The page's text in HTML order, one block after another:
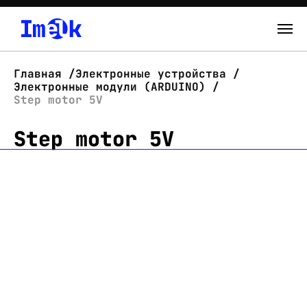
О нас
Новости
Главная
Электронные устройства
Электронные модули (ARDUINO)
Step motor 5V
Step motor 5V